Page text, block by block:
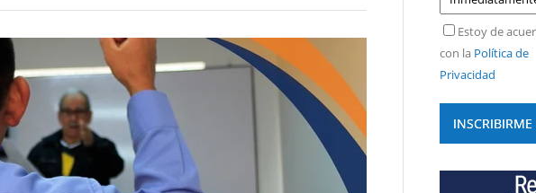
Estoy de
con la Política de
Privacidad